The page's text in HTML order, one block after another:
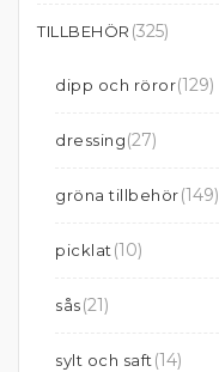
TILLBEHÖR (325)
dipp och röror(129)
dressing(27)
gröna tillbehör(149)
picklat (10)
sås(21)
sylt och saft (14)